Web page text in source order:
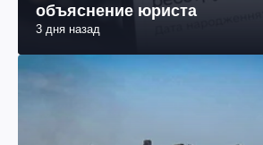
объяснение юриста
3 дня назад